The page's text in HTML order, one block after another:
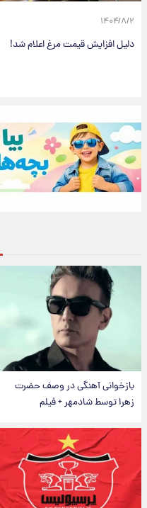
۱۴۰۴/۸/۲
دلیل افزایش قیمت مرغ اعلام شد!
بازخوانی آهنگی در وصف حضرت
زهرا توسط شادمهر + فیلم